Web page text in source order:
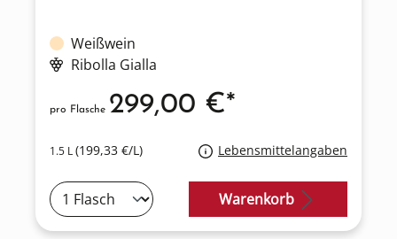
Weißwein
Ribolla Gialla
1.5 L(199,33 €/L) Lebensmittelangaben
pro Flasche 299,00 €*
Warenkorb